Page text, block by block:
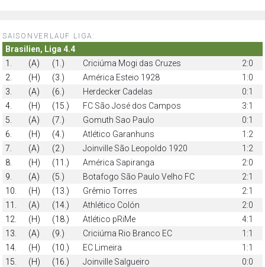
SAISONVERLAUF LIGA:
Brasilien, Liga 4.4
1.
(A) (1.) Criciúma Mogi das Cruzes
2:0
2.
(H) (3.) América Esteio 1928
1:0
3.
(A) (6.) Herdecker Cadelas
0:1
4.
(H) (15.) FC São José dos Campos
3:1
5.
(A) (7.) Gomuth Sao Paulo
0:1
6.
(H) (4.) Atlético Garanhuns
1:2
7.
(A) (2.) Joinville São Leopoldo 1920
1:2
8.
(H) (11.) América Sapiranga
2:0
9.
(A) (5.) Botafogo São Paulo Velho FC
2:1
10.
(H) (13.) Grêmio Torres
2:1
11.
(A) (14.) Athlético Colón
2:0
12.
(H) (18.) Atlético pRiMe
4:1
13.
(A) (9.) Criciúma Rio Branco EC
1:1
14.
(H) (10.) EC Limeira
1:1
15.
(H) (16.) Joinville Salgueiro
0:0